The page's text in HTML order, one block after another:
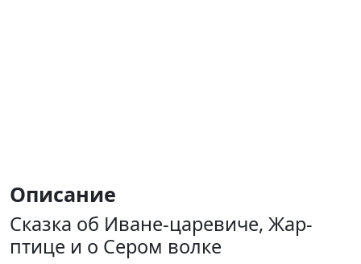
Описание
Сказка об Иване-царевиче, Жар-
птице и о Сером волке